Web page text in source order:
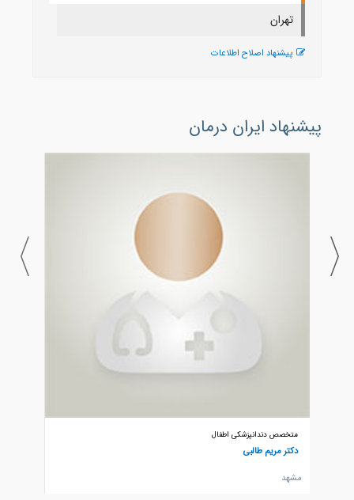
تهران
پیشنهاد اصلاح اطلاعات
پیشنهاد ایران درمان
متخصص دندانپزشکی اطفال
دکتر مریم طالبی
مشهد